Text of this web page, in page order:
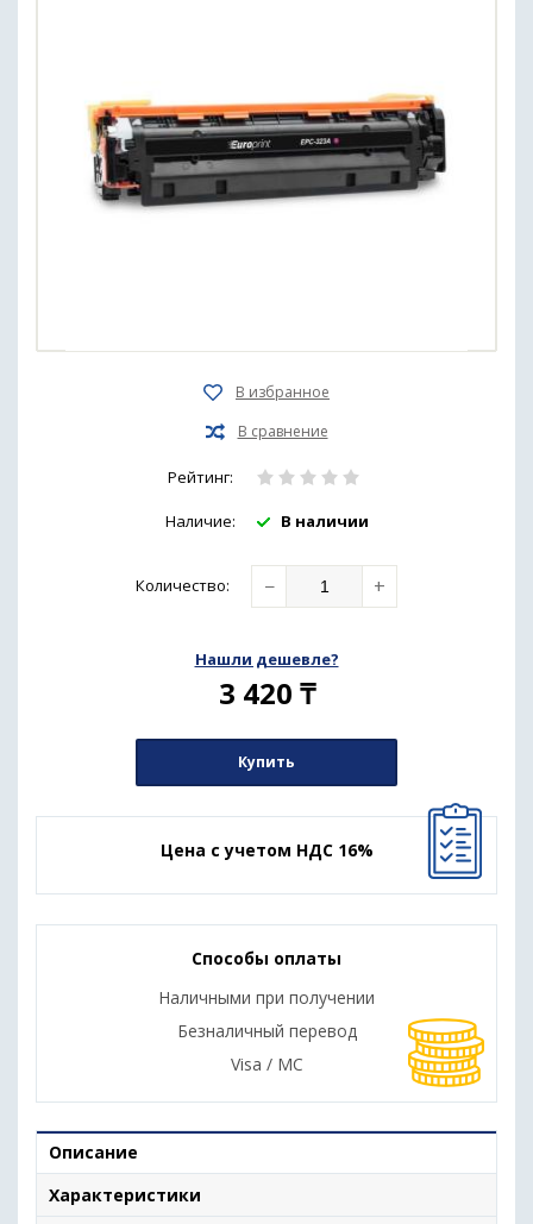
Рейтинг:
Наличие: В наличии
Количество: − +
Нашли дешевле?
3 420 ₸
Купить
Цена с учетом НДС 16%
Способы оплаты
Наличными при получении
Безналичный перевод
Visa / MC
Описание
Характеристики